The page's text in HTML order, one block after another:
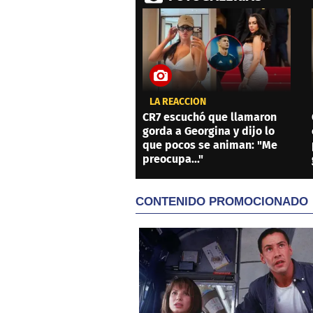
LA REACCIÓN
CR7 escuchó que llamaron
gorda a Georgina y dijo lo
que pocos se animan: "Me
preocupa..."